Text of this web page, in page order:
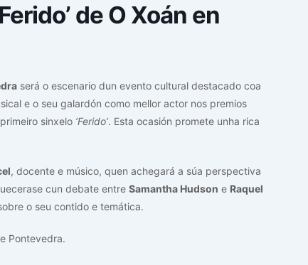
de O Xoán en
será o escenario dun evento cultural destacado coa
e o seu galardón como mellor actor nos premios
sinxelo ‘Ferido’. Esta ocasión promete unha rica
, docente e músico, quen achegará a súa perspectiva
cun debate entre Samantha Hudson e Raquel
o seu contido e temática.
Pontevedra.